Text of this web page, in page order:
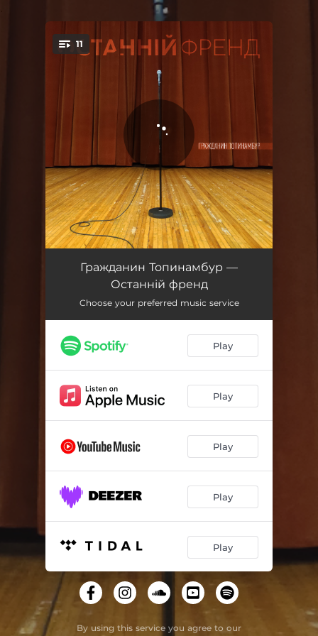
You're all set!
11
Кисень
Маленьке серце
Благовірна 04:26
Зла
Гірші за тебе 04:26
03:43
03:20
Разом 03:53
Останній френд 04:03
Гражданин Топинамбур —
Останній френд
Choose your preferred music service
Play
Play
Play
Play
Play
By using this service you agree to our